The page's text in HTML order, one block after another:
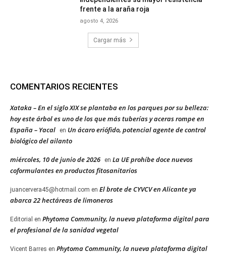
frente a la araña roja
agosto 4, 2026
Cargar más
COMENTARIOS RECIENTES
Xataka – En el siglo XIX se plantaba en los parques por su belleza:
hoy este árbol es uno de los que más tuberías y aceras rompe en
España – Yacal
en Un ácaro eriófido, potencial agente de control
biológico del ailanto
miércoles, 10 de junio de 2026 en La UE prohíbe doce nuevos
coformulantes en productos fitosanitarios
juancervera45@hotmail.com en El brote de CYVCV en Alicante ya
abarca 22 hectáreas de limoneros
Editorial en Phytoma Community, la nueva plataforma digital para
el profesional de la sanidad vegetal
Vicent Barres en Phytoma Community, la nueva plataforma digital